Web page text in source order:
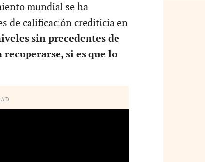
mundial se ha
de calificación crediticia en
sin precedentes de
si es que lo